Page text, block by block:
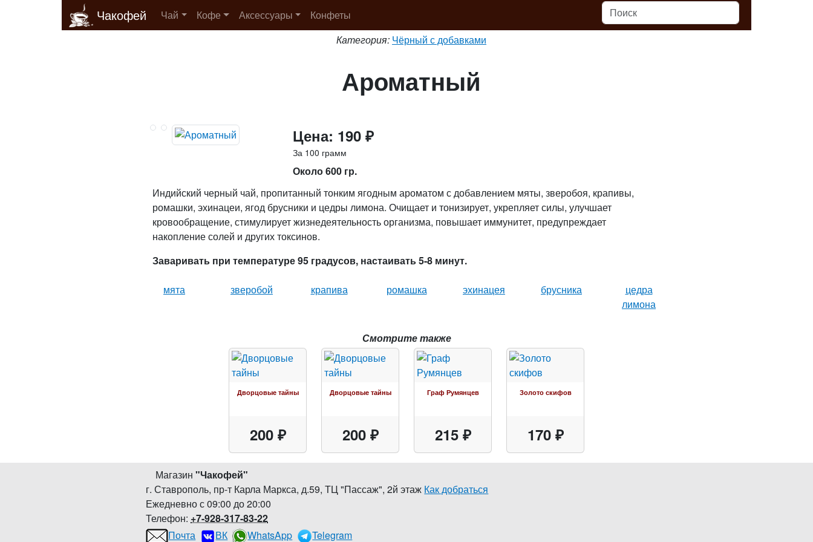
Чакофей Чай Кофе Аксессуары
Конфеты
Категория: Чёрный с добавками
Ароматный
Цена: 190 ₽
За 100 грамм
Около 600 гр.
Индийский черный чай, пропитанный тонким ягодным ароматом с добавлением мяты, зверобоя, крапивы,
ромашки, эхинацеи, ягод брусники и цедры лимона. Очищает и тонизирует, укрепляет силы, улучшает
кровообращение, стимулирует жизнедеятельность организма, повышает иммунитет, предупреждает
накопление солей и других токсинов.
Заваривать при температуре 95 градусов, настаивать 5-8 минут.
мята зверобой крапива ромашка эхинацея брусника
цедра
лимона
Смотрите также
Дворцовые тайны
200 ₽
Дворцовые тайны
200 ₽
Граф Румянцев
215 ₽
Золото скифов
170 ₽
Магазин"Чакофей"
г. Ставрополь, пр-т Карла Маркса, д.59,ТЦ "Пассаж", 2й этаж Как добраться
Ежедневно с 09:00 до 20:00
Телефон: +7-928-317-83-22
Почта
ВК WhatsApp Telegram